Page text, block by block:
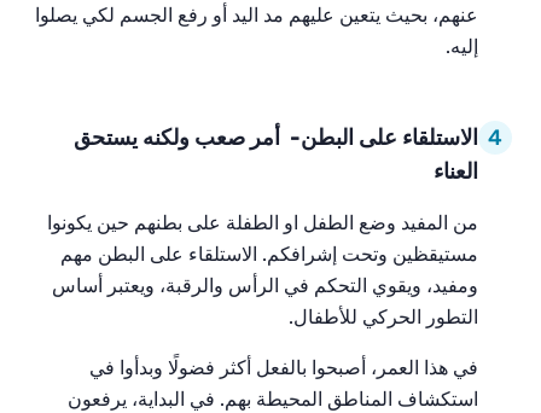
عنهم، بحيث يتعين عليهم مد اليد أو رفع الجسم لكي يصلوا
إليه.
4 الاستلقاء على البطن- أمر صعب ولكنه يستحق
العناء
من المفيد وضع الطفل او الطفلة على بطنهم حين يكونوا
مستيقظين وتحت إشرافكم. الاستلقاء على البطن مهم
ومفيد، ويقوي التحكم في الرأس والرقبة، ويعتبر أساس
التطور الحركي للأطفال.
في هذا العمر، أصبحوا بالفعل أكثر فضولًا وبدأوا في
استكشاف المناطق المحيطة بهم. في البداية، يرفعون